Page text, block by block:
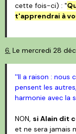
cette fois-ci) : "
t'apprendrai à
6. Le mercredi 28
''Il a raison : nous
pensent les
harmonie avec la
NON, si Alain dit
et ne sera jamais